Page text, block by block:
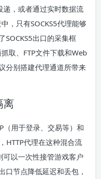
递，或者通过实时数据流
，只有SOCKS5代理能够
SOCKS5出口的采集框
取、FTP文件下载和Web
分别搭建代理通道所带来
离
（用于登录、交易等）和
HTTP代理在这种混合流
可以一次性接管游戏客户
口节点降低延迟和丢包，